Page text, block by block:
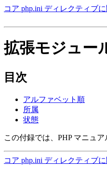
コア php.ini ディレクティブ
拡張モジュー
目次
アルファベット順
所属
状態
この付録では、PHP マニュ
コア php.ini ディレクティブ